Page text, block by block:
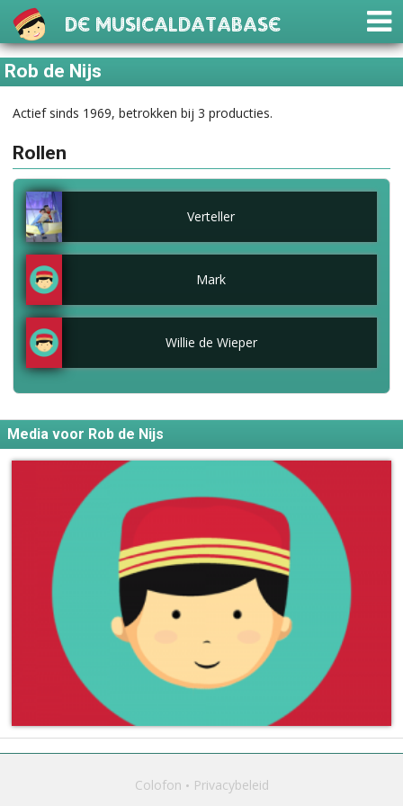
De Musicaldatabase
Rob de Nijs
Actief sinds 1969, betrokken bij 3 producties.
Rollen
Verteller
Mark
Willie de Wieper
Media voor Rob de Nijs
Colofon Privacybeleid